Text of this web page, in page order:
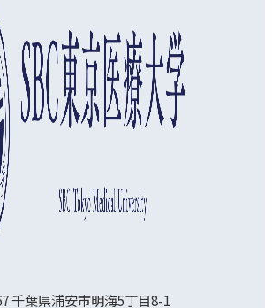
千葉県浦安市明海5丁目8-1